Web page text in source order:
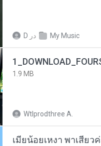
D در My Music
1.9 MB
Wtlprodthree A.